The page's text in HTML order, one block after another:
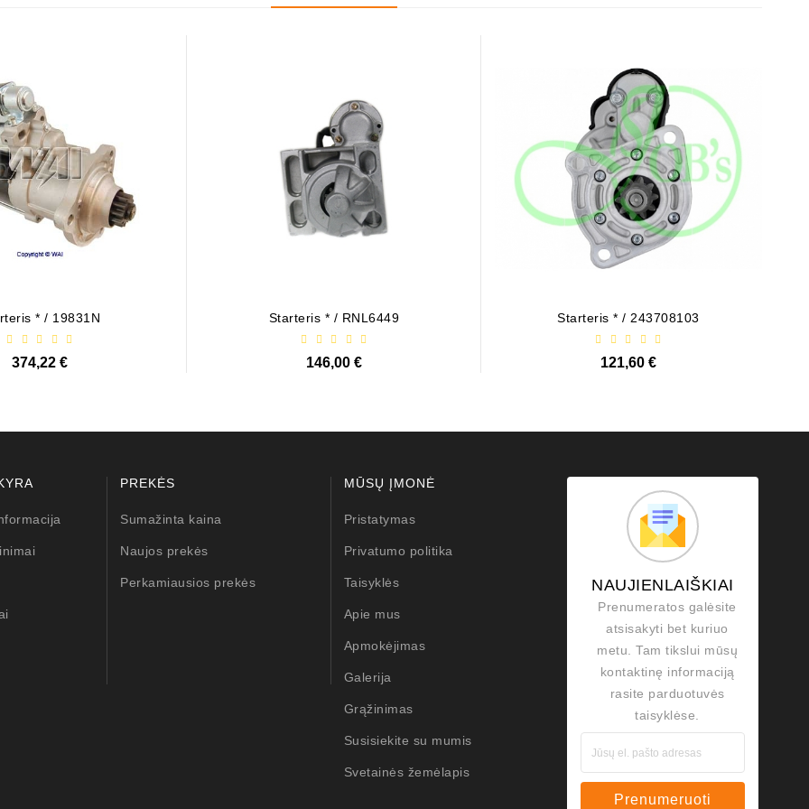
* / 19831N
374,22 €
Starteris * / RNL6449
146,00 €
Starteris * / 243708103
121,60 €
PREKĖS
Sumažinta kaina
Naujos prekės
Perkamiausios prekės
MŪSŲ ĮMONĖ
Pristatymas
Privatumo politika
Taisyklės
Apie mus
Apmokėjimas
Galerija
Grąžinimas
Susisiekite su mumis
Svetainės žemėlapis
NAUJIENLAIŠKIAI
Prenumeratos galėsite
atsisakyti bet kuriuo
metu. Tam tikslui mūsų
kontaktinę informaciją
rasite parduotuvės
taisyklėse.
Prenumeruoti